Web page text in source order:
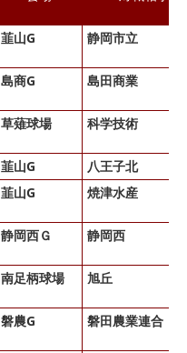
韮山G 静岡市立
島商G 島田商業
草薙球場 科学技術
韮山G
八王子北
韮山G 焼津水産
静岡西Ｇ 静岡西
南足柄球場 旭丘
磐農G 磐田農業連合